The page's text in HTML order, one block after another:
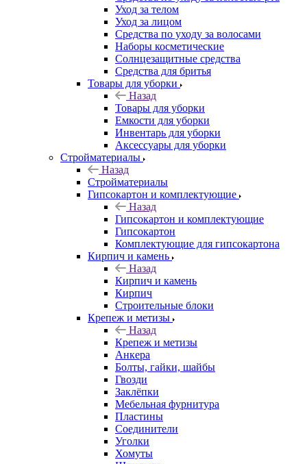
Уход за телом
Уход за лицом
Средства по уходу за волосами
Наборы косметические
Солнцезащитные средства
Средства для бритья
Товары для уборки
Назад
Товары для уборки
Емкости для уборки
Инвентарь для уборки
Аксессуары для уборки
Стройматериалы
Назад
Стройматериалы
Гипсокартон и комплектующие
Назад
Гипсокартон и комплектующие
Гипсокартон
Комплектующие для гипсокартона
Кирпич и камень
Назад
Кирпич и камень
Кирпич
Строительные блоки
Крепеж и метизы
Назад
Крепеж и метизы
Анкера
Болты, гайки, шайбы
Гвозди
Заклёпки
Мебельная фурнитура
Пластины
Соединители
Уголки
Хомуты